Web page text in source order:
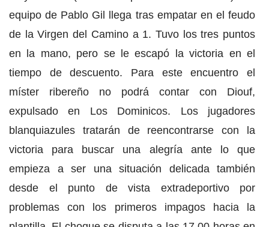
equipo de Pablo Gil llega tras empatar en el feudo
de la Virgen del Camino a 1. Tuvo los tres puntos
en la mano, pero se le escapó la victoria en el
tiempo de descuento. Para este encuentro el
míster ribereño no podrá contar con Diouf,
expulsado en Los Dominicos. Los jugadores
blanquiazules tratarán de reencontrarse con la
victoria para buscar una alegría ante lo que
empieza a ser una situación delicada también
desde el punto de vista extradeportivo por
problemas con los primeros impagos hacia la